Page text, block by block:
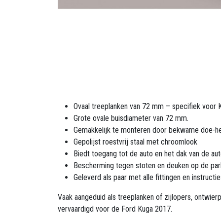
Ovaal treeplanken van 72 mm – specifiek voor
Grote ovale buisdiameter van 72 mm.
Gemakkelijk te monteren door bekwame doe-
Gepolijst roestvrij staal met chroomlook
Biedt toegang tot de auto en het dak van de
Bescherming tegen stoten en deuken op de
Geleverd als paar met alle fittingen en
Vaak aangeduid als treeplanken of zijlopers,
vervaardigd voor de Ford Kuga 2017.